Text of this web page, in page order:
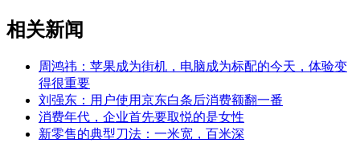
相关新闻
周鸿祎：苹果成为街机，电脑成为标配的今天，体验变
得很重要
刘强东：用户使用京东白条后消费额翻一番
消费年代，企业首先要取悦的是女性
新零售的典型刀法：一米宽，百米深